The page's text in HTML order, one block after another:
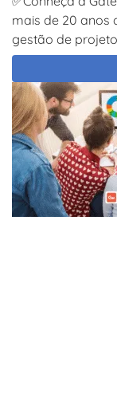
mais de 20 anos
gestão de